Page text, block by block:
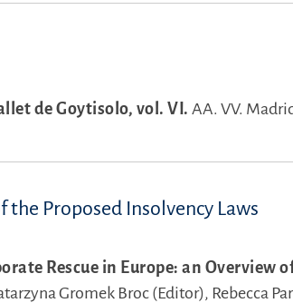
de Goytisolo, vol. VI. AA. VV.
the Proposed Insolvency Laws
Rescue in Europe: an Overview
Gromek Broc (Editor), Rebecca